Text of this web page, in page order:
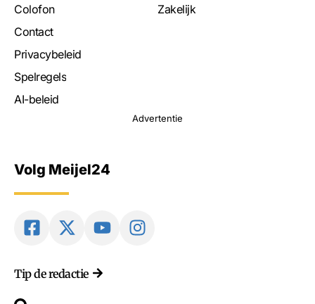
Colofon
Contact
Privacybeleid
Spelregels
AI-beleid
Zakelijk
Advertentie
Volg Meijel24
Tip de redactie